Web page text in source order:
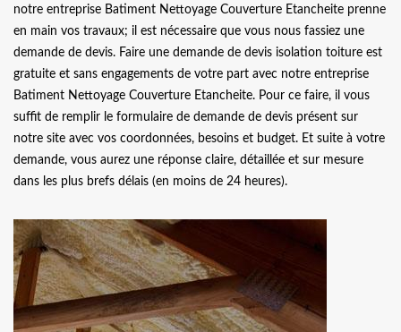
notre entreprise Batiment Nettoyage Couverture Etancheite prenne
en main vos travaux; il est nécessaire que vous nous fassiez une
demande de devis. Faire une demande de devis isolation toiture est
gratuite et sans engagements de votre part avec notre entreprise
Batiment Nettoyage Couverture Etancheite. Pour ce faire, il vous
suffit de remplir le formulaire de demande de devis présent sur
notre site avec vos coordonnées, besoins et budget. Et suite à votre
demande, vous aurez une réponse claire, détaillée et sur mesure
dans les plus brefs délais (en moins de 24 heures).